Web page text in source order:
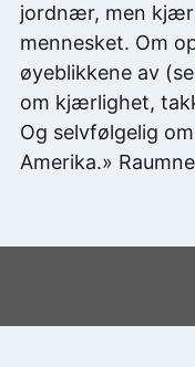
jordnær, men
mennesket. Om
øyeblikkene av
om kjærlighet,
Og selvfølgelig
Amerika.»